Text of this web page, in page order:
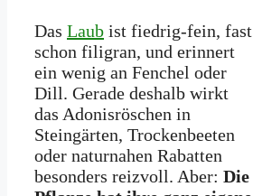
Das Laub ist fiedrig-fein, fast
schon filigran, und erinnert
ein wenig an Fenchel oder
Dill. Gerade deshalb wirkt
das Adonisröschen in
Steingärten, Trockenbeeten
oder naturnahen Rabatten
besonders reizvoll. Aber: Die